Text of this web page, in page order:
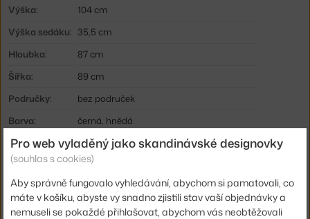
Výška:
104 cm
Výška sedáku: 35,5 cm
Hloubka:
87 cm
Šířka:
89 cm
Područky:
bez područek
Barva:
černá, hnědá
Materiál:
dubové dřevo, textilní potah, dubová dýha
Sedák:
čalouněný
Podnož:
dřevo
Kód produktu
N11-201430-LSO-F3
Pro web vyladěný jako skandinávské designovky
(souhlas s cookies)
Aby správně fungovalo vyhledávání, abychom si pamatovali, co
máte v košíku, abyste vy snadno zjistili stav vaší objednávky a
nemuseli se pokaždé přihlašovat, abychom vás neobtěžovali